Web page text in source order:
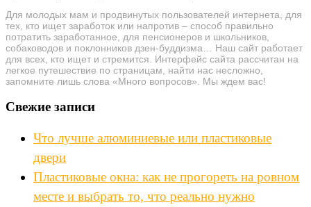
Для молодых мам и продвинутых пользователей интернета, для
тех, кто ищет заработок или напротив – способ правильно
потратить заработанное, для пенсионеров и школьников,
собаководов и поклонников дзен-буддизма… Наш сайт работает
для всех, кто ищет и стремится. Интерфейс сайта рассчитан на
легкое путешествие по страницам, найти нас несложно,
запомните лишь слова «Много вопросов». Мы ждем вас!
Свежие записи
Что лучше алюминиевые или пластиковые
двери
Пластиковые окна: как не прогореть на ровном
месте и выбрать то, что реально нужно